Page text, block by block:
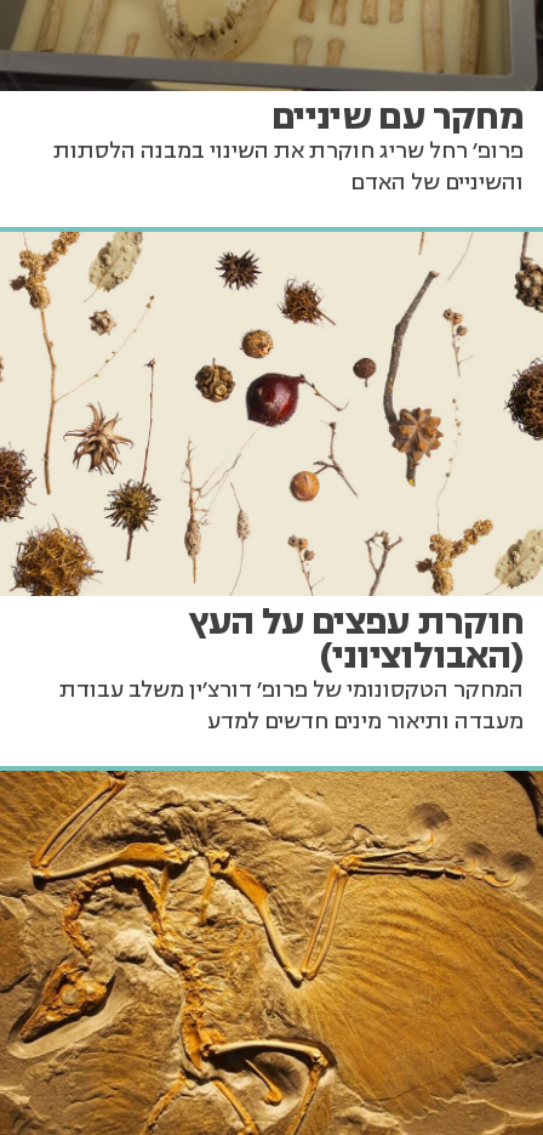
מחקר עם שיניים
פרופ' רחל שריג חוקרת את השינוי במבנה הלסתות
והשיניים של האדם
חוקרת עפצים על העץ
(האבולוציוני)
המחקר הטקסונומי של פרופ' דורצ'ין משלב עבודת
מעבדה ותיאור מינים חדשים למדע